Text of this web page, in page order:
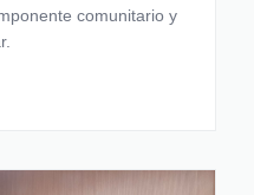
comunitario y